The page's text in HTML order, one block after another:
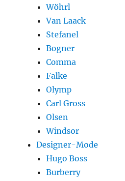
Wöhrl
Van Laack
Stefanel
Bogner
Comma
Falke
Olymp
Carl Gross
Olsen
Windsor
Designer-Mode
Hugo Boss
Burberry